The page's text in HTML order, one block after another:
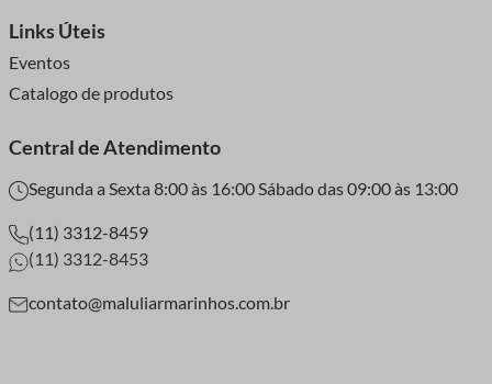
Links Úteis
Eventos
Catalogo de produtos
Central de Atendimento
Segunda a Sexta 8:00 às 16:00 Sábado das 09:00 às 13:00
(11) 3312-8459
(11) 3312-8453
contato@maluliarmarinhos.com.br